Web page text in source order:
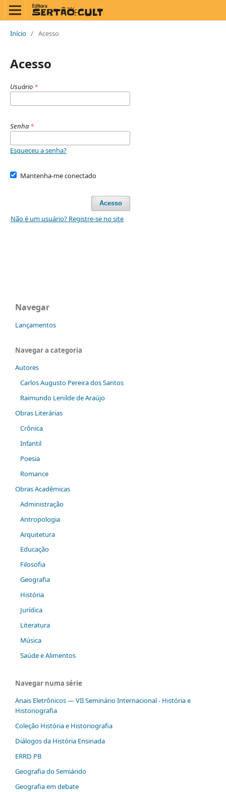
Início / Acesso
Acesso
Usuário *
Senha *
Esqueceu a senha?
Mantenha-me conectado
Acesso
Não é um usuário? Registre-se no site
Navegar
Lançamentos
Navegar a categoria
Autores
Carlos Augusto Pereira dos Santos
Raimundo Lenilde de Araújo
Obras Literárias
Crônica
Infantil
Poesia
Romance
Obras Acadêmicas
Administração
Antropologia
Arquitetura
Educação
Filosofia
Geografia
História
Jurídica
Literatura
Música
Saúde e Alimentos
Navegar numa série
Anais Eletrônicos — VII Seminário Internacional - História e
Historiografia
Coleção História e Historiografia
Diálogos da História Ensinada
ERRD PB
Geografia do Semiárido
Geografia em debate